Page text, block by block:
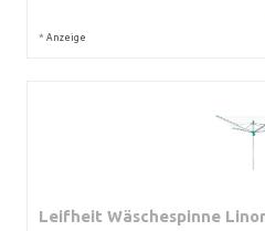
* Anzeige
Leifheit Wäschespinne